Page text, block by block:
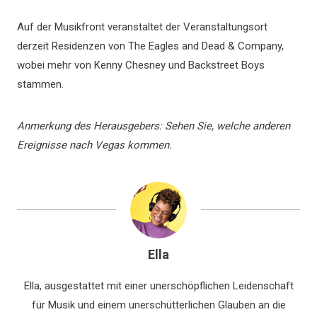
Auf der Musikfront veranstaltet der Veranstaltungsort
derzeit Residenzen von The Eagles and Dead & Company,
wobei mehr von Kenny Chesney und Backstreet Boys
stammen.
Anmerkung des Herausgebers: Sehen Sie, welche anderen
Ereignisse nach Vegas kommen.
Ella
Ella, ausgestattet mit einer unerschöpflichen Leidenschaft
für Musik und einem unerschütterlichen Glauben an die